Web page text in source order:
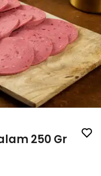
250 Gr